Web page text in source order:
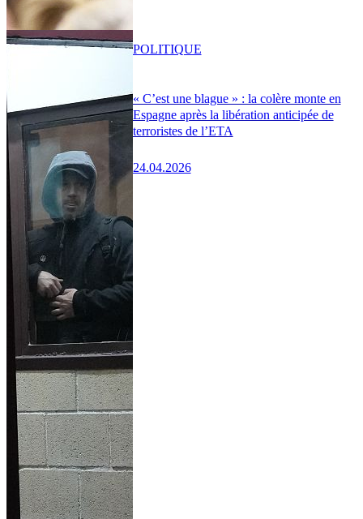
« C’est une blague » : la colère monte en
Espagne après la libération anticipée de
terroristes de l’ETA
24.04.2026
POLITIQUE